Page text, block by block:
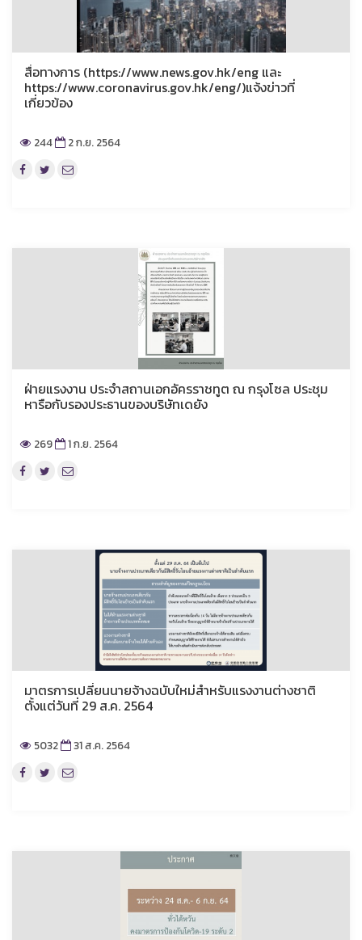
สื่อทางการ (https://www.news.gov.hk/eng และ
https://www.coronavirus.gov.hk/eng/)แจ้งข่าวที่
เกี่ยวข้อง
244 2 ก.ย. 2564
ฝ่ายแรงงาน ประจำสถานเอกอัครราชทูต ณ กรุงโซล ประชุม
หารือกับรองประธานของบริษัทเดยัง
269 1 ก.ย. 2564
มาตรการเปลี่ยนนายจ้างฉบับใหม่สำหรับแรงงานต่างชาติ
ตั้งแต่วันที่ 29 ส.ค. 2564
5032 31 ส.ค. 2564